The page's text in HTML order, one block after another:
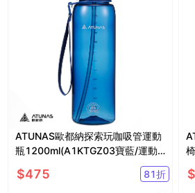
ATUNAS歐都納探索玩咖吸管運動
瓶1200ml(A1KTGZ03寶藍/運動
$475 81折 $